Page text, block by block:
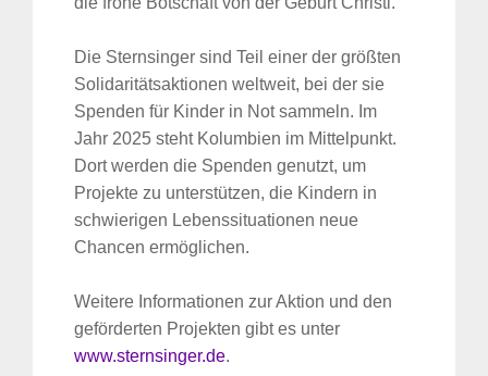
Die Sternsinger sind Teil einer der größten
Solidaritätsaktionen weltweit, bei der sie
Spenden für Kinder in Not sammeln. Im
Jahr 2025 steht Kolumbien im Mittelpunkt.
Dort werden die Spenden genutzt, um
Projekte zu unterstützen, die Kindern in
schwierigen Lebenssituationen neue
Chancen ermöglichen.
Weitere Informationen zur Aktion und den
geförderten Projekten gibt es unter
www.sternsinger.de.